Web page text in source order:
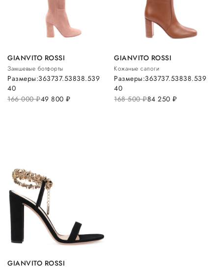
GIANVITO ROSSI
Замшевые ботфорты
166 000руб.49 800 руб.
Размеры:363737.53838.539
40
GIANVITO ROSSI
Кожаные сапоги
168 500руб.84 250руб.
Размеры:363737.53838.539
40
GIANVITO ROSSI